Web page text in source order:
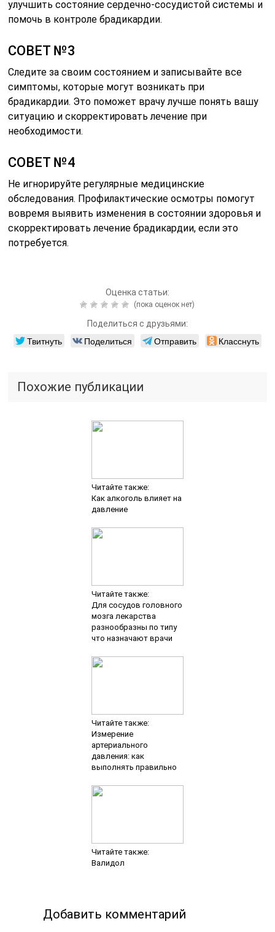
улучшить состояние сердечно-сосудистой системы и
помочь в контроле брадикардии.
СОВЕТ №3
Следите за своим состоянием и записывайте все
симптомы, которые могут возникать при
брадикардии. Это поможет врачу лучше понять вашу
ситуацию и скорректировать лечение при
необходимости.
СОВЕТ №4
Не игнорируйте регулярные медицинские
обследования. Профилактические осмотры помогут
вовремя выявить изменения в состоянии здоровья и
скорректировать лечение брадикардии, если это
потребуется.
Оценка статьи:
(пока оценок нет)
Поделиться с друзьями:
Твитнуть Поделиться Отправить Класснуть
Похожие публикации
Читайте также:
Как алкоголь влияет на
давление
Читайте также:
Для сосудов головного
мозга лекарства
разнообразны по типу
что назначают врачи
Читайте также:
Измерение
артериального
давления: как
выполнять правильно
Читайте также:
Валидол
Добавить комментарий